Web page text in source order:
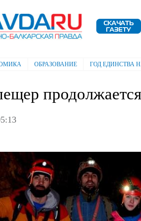
ОБРАЗОВАНИЕ ГОД ЕДИНСТВА
продолжается